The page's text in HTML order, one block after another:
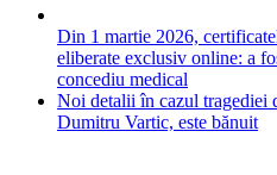
Din 1 martie 2026,
eliberate exclusiv online: a
concediu medical
Noi detalii în cazul tragediei
Dumitru Vartic, este bănuit